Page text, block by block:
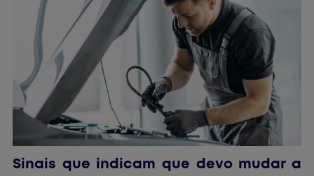
Sinais que indicam que devo mudar a